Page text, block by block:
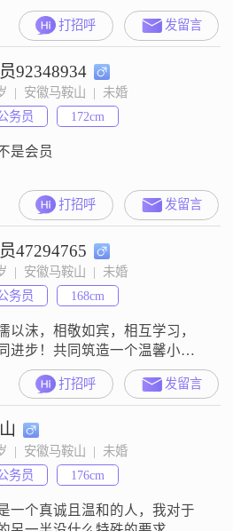
较为稳定，有了稳定的婚姻才能
到幸福和安康。另，本人只想以
为目的谈对象，闲聊者勿扰。
打招呼 发留言
92348934
|  安徽马鞍山  |  未婚
务员
172cm
是会员
打招呼 发留言
47294765
|  安徽马鞍山  |  未婚
务员
168cm
以沫，相敬如宾，相互学习，
进步！共同筑造一个温馨小家
打招呼 发留言
|  安徽马鞍山  |  未婚
务员
176cm
一个真诚且温和的人，我对于